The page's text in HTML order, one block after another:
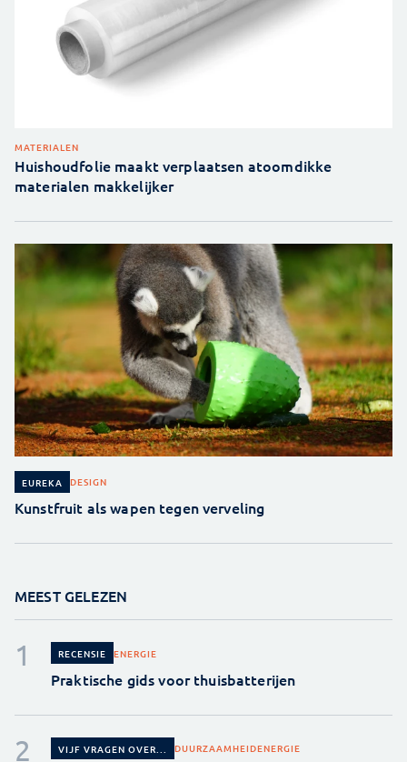
MATERIALEN
Huishoudfolie maakt verplaatsen atoomdikke
materialen makkelijker
EUREKA DESIGN
Kunstfruit als wapen tegen verveling
MEEST GELEZEN
RECENSIE ENERGIE
Praktische gids voor thuisbatterijen
VIJF VRAGEN OVER... DUURZAAMHEIDENERGIE